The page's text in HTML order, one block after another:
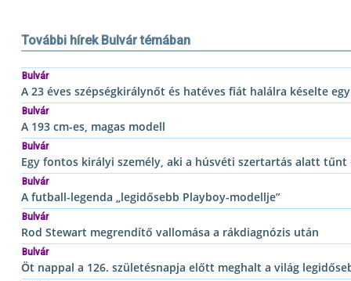
További hírek Bulvár témában
Bulvár
A 23 éves szépségkirálynőt és hatéves fiát halálra késelte
Bulvár
A 193 cm-es, magas modell
Bulvár
Egy fontos királyi személy, aki a húsvéti szertartás alatt tűnt
Bulvár
A futball-legenda „legidősebb Playboy-modellje”
Bulvár
Rod Stewart megrendítő vallomása a rákdiagnózis után
Bulvár
Öt nappal a 126. születésnapja előtt meghalt a világ